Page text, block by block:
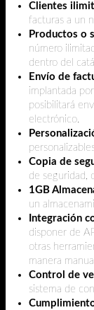
Clientes
facturas a un
Productos o
número
dentro del
Envío de
implantada
posibilitará
electrónico.
Copia de
de seguridad,
1GB
un
Integración
disponer de
otras
manera
Control de
sistema de